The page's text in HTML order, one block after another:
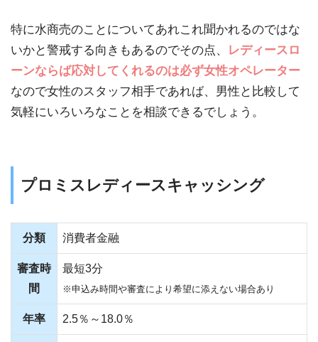
特に水商売のことについてあれこれ聞かれるのではな
いかと警戒する向きもあるのでその点、
レディースロ
ーンならば応対してくれるのは必ず女性オペレーター
なので女性のスタッフ相手であれば、男性と比較して
気軽にいろいろなことを相談できるでしょう。
プロミスレディースキャッシング
分類 消費者金融
審査時
間
最短3分
※申込み時間や審査により希望に添えない場合あり
年率 2.5％～18.0％